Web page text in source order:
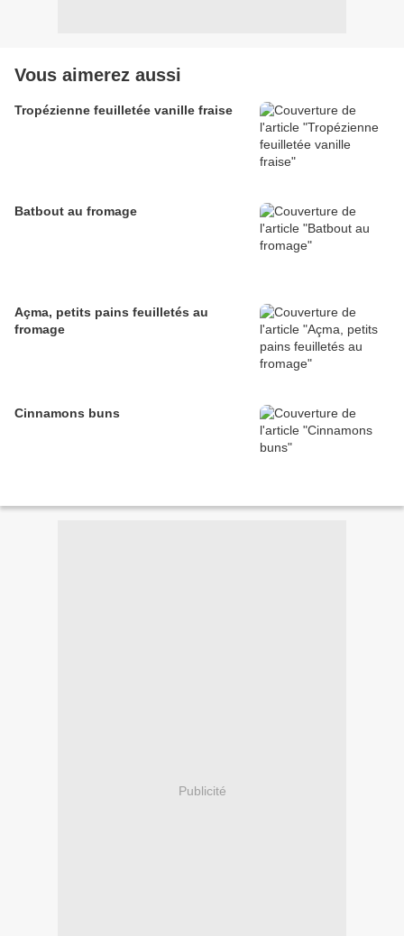
Vous aimerez aussi
Tropézienne feuilletée vanille fraise
Batbout au fromage
Açma, petits pains feuilletés au
fromage
Cinnamons buns
Publicité